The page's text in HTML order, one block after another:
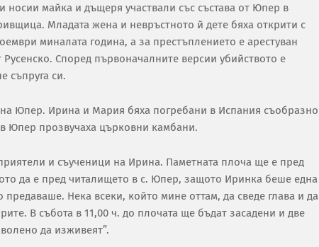
носии майка и дъщеря участвали със състава от Юпер в
Младата жена и невръстното й дете бяха открити с
миналата година, а за престъплението е арестуван
Според първоначалните версии убийството е
съпруга си.
Юпер. Ирина и Мария бяха погребани в Испания съобразно
Юпер прозвучаха църковни камбани.
и съученици на Ирина. Паметната плоча ще е пред
да е пред читалището в с. Юпер, защото Иринка беше една
Нека всеки, който мине оттам, да сведе глава и да
В събота в 11,00 ч. до плочата ще бъдат засадени и две
да изживеят”.